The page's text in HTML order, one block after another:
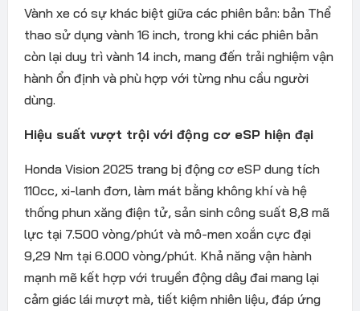
Vành xe có sự khác biệt giữa các phiên bản: bản Thể
thao sử dụng vành 16 inch, trong khi các phiên bản
còn lại duy trì vành 14 inch, mang đến trải nghiệm vận
hành ổn định và phù hợp với từng nhu cầu người
dùng.
Hiệu suất vượt trội với động cơ eSP hiện đại
Honda Vision 2025 trang bị động cơ eSP dung tích
110cc, xi-lanh đơn, làm mát bằng không khí và hệ
thống phun xăng điện tử, sản sinh công suất 8,8 mã
lực tại 7.500 vòng/phút và mô-men xoắn cực đại
9,29 Nm tại 6.000 vòng/phút. Khả năng vận hành
mạnh mẽ kết hợp với truyền động dây đai mang lại
cảm giác lái mượt mà, tiết kiệm nhiên liệu, đáp ứng